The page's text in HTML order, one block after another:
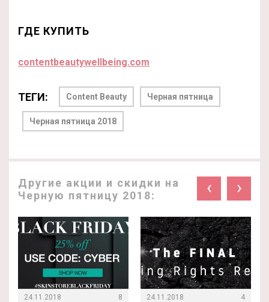
ГДЕ КУПИТЬ
contentbeautywellbeing.com
ТЕГИ: Content Beauty Черная пятница
Черная пятница 2018
Другие акции и скидки на
Черную пятницу 2018:
‹ ›
24.11.2018 8 24.11.2018 4